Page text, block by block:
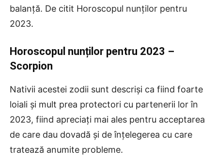
balanță. De citit Horoscopul nunților pentru
2023.
Horoscopul nunților pentru 2023 –
Scorpion
Nativii acestei zodii sunt descriși ca fiind foarte
loiali și mult prea protectori cu partenerii lor în
2023, fiind apreciați mai ales pentru acceptarea
de care dau dovadă și de înțelegerea cu care
tratează anumite probleme.